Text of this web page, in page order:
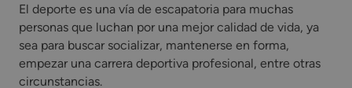
El deporte es una vía de escapatoria para muchas
personas que luchan por una mejor calidad de vida, ya
sea para buscar socializar, mantenerse en forma,
empezar una carrera deportiva profesional, entre otras
circunstancias.